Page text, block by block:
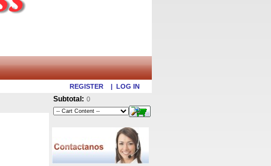
REGISTER | LOG IN
Subtotal: 0